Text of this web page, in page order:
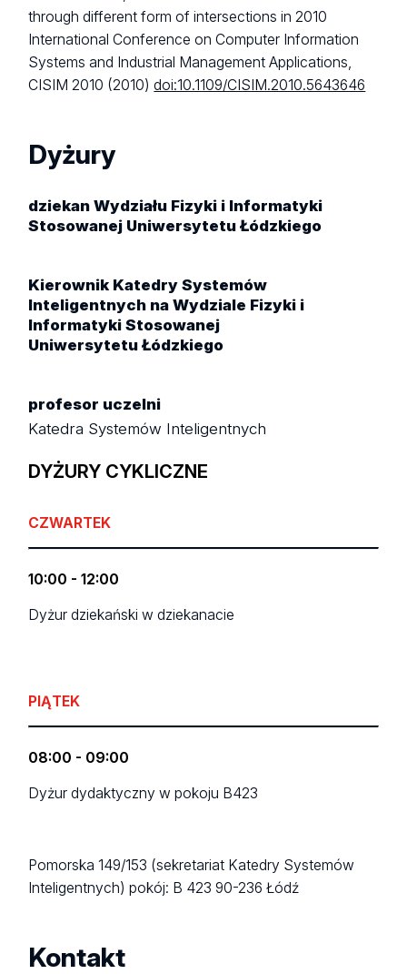
through different form of intersections in 2010
International Conference on Computer Information
Systems and Industrial Management Applications,
CISIM 2010 (2010)doi:10.1109/CISIM.2010.5643646
Dyżury
dziekan Wydziału Fizyki i Informatyki
Stosowanej Uniwersytetu Łódzkiego
Kierownik Katedry Systemów
Inteligentnych na Wydziale Fizyki i
Informatyki Stosowanej
Uniwersytetu Łódzkiego
profesor uczelni
Katedra Systemów Inteligentnych
DYŻURY CYKLICZNE
CZWARTEK
10:00 - 12:00
Dyżur dziekański w dziekanacie
PIĄTEK
08:00 - 09:00
Dyżur dydaktyczny w pokoju B423
Pomorska 149/153 (sekretariat Katedry Systemów
Inteligentnych)pokój: B 42390-236 Łódź
Kontakt